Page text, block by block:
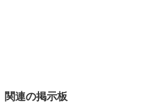
関連の掲示板